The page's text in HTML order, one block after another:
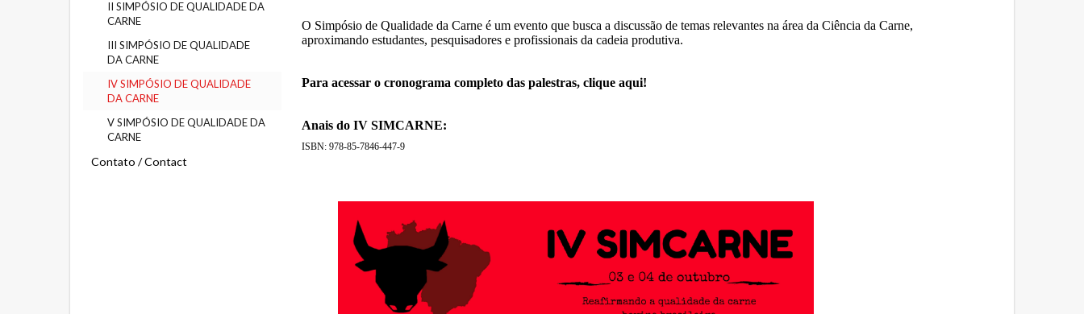
II SIMPÓSIO DE QUALIDADE DA
CARNE
III SIMPÓSIO DE QUALIDADE
DA CARNE
IV SIMPÓSIO DE QUALIDADE
DA CARNE
V SIMPÓSIO DE QUALIDADE DA
CARNE
Contato / Contact
O Simpósio de Qualidade da Carne é um evento que busca a discussão de temas relevantes na área da Ciência da Carne,
aproximando estudantes, pesquisadores e profissionais da cadeia produtiva.
Para acessar o cronograma completo das palestras, clique aqui!
Anais do IV SIMCARNE:
ISBN: 978-85-7846-447-9